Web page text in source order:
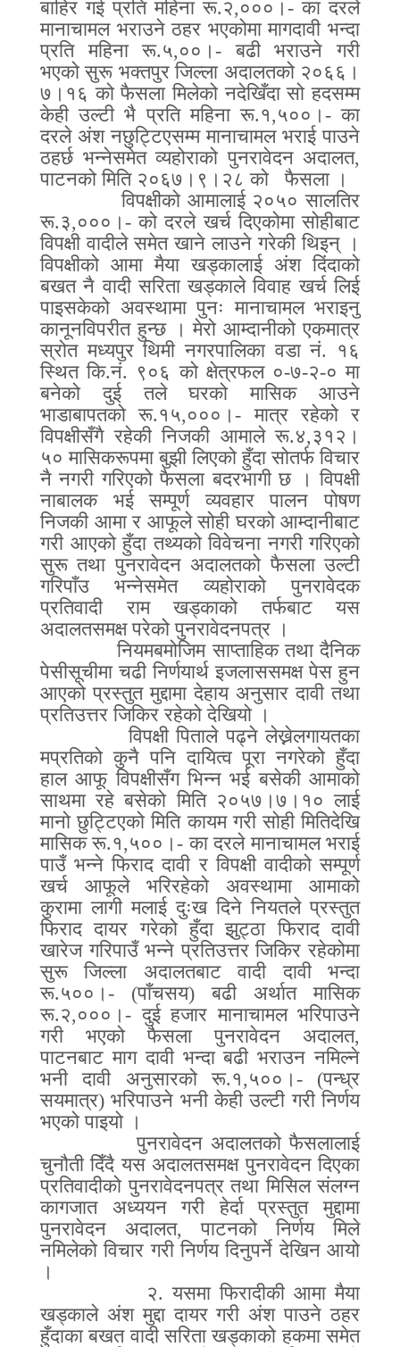
बाहिर गई प्रति महिना रू.२,०००। -का दरले
मानाचामल भराउने ठहर भएकोमा मागदावी भन्दा
प्रति महिना रू.५,००।-बढी भराउने गरी
भएको सुरू भक्तपुर जिल्ला अदालतको २०६६।
७।१६ को फैसला मिलेको नदेखिँदा सो हदसम्म
केही उल्टी भै प्रति महिना रू.१,५००। -का
दरले अंश नछुट्टिएसम्म मानाचामल भराई पाउने
ठहर्छ भन्नेसमेत व्यहोराको पुनरावेदन अदालत,
पाटनको मिति २०६७।९।२८ को
फैसला ।
विपक्षीको आमालाई २०५० सालतिर
रू.३,०००। -को दरले खर्च दिएकोमा सोहीबाट
विपक्षी वादीले समेत खाने लाउने गरेकी थिइन् ।
विपक्षीको आमा मैया खड्कालाई अंश दिंदाको
बखत नै वादी सरिता खड्काले विवाह खर्च लिई
पाइसकेको अवस्थामा पुनः मानाचामल भराइनु
कानूनविपरीत हुन्छ । मेरो आम्दानीको एकमात्र
स्रोत मध्यपुर थिमी नगरपालिका वडा नं. १६
स्थित कि.नं. ९०६ को क्षेत्रफल ०-७-२-० मा
बनेको दुई तले घरको मासिक आउने
भाडाबापतको रू.१५,०००।-मात्र रहेको र
विपक्षीसँगै रहेकी निजकी आमाले रू.४,३१२।
५० मासिकरूपमा बुझी लिएको हुँदा सोतर्फ विचार
नै नगरी गरिएको फैसला बदरभागी छ । विपक्षी
नाबालक भई सम्पूर्ण व्यवहार पालन पोषण
निजकी आमा र आफूले सोही घरको आम्दानीबाट
गरी आएको हुँदा तथ्यको विवेचना नगरी गरिएको
सुरू तथा पुनरावेदन अदालतको फैसला उल्टी
गरिपाँउ भन्नेसमेत व्यहोराको पुनरावेदक
प्रतिवादी राम खड्काको तर्फबाट यस
अदालतसमक्ष परेको पुनरावेदनपत्र ।
नियमबमोजिम साप्ताहिक तथा दैनिक
पेसीसूचीमा चढी निर्णयार्थ इजलाससमक्ष पेस हुन
आएको प्रस्तुत मुद्दामा देहाय अनुसार दावी तथा
प्रतिउत्तर जिकिर रहेको देखियो ।
विपक्षी पिताले पढ्ने लेख्नेलगायतका
मप्रतिको कुनै पनि दायित्व पूरा नगरेको हुँदा
हाल आफू विपक्षीसँग भिन्न भई बसेकी आमाको
साथमा रहे बसेको मिति २०५७।७।१० लाई
मानो छुट्टिएको मिति कायम गरी सोही मितिदेखि
मासिक रू.१,५००।-का दरले मानाचामल भराई
पाउँ भन्ने फिराद दावी र विपक्षी वादीको सम्पूर्ण
खर्च आफूले भरिरहेको अवस्थामा आमाको
कुरामा लागी मलाई दुःख दिने नियतले प्रस्तुत
फिराद दायर गरेको हुँदा झुट्ठा फिराद दावी
खारेज गरिपाउँ भन्ने प्रतिउत्तर जिकिर रहेकोमा
सुरू जिल्ला अदालतबाट वादी दावी भन्दा
रू.५००। - (पाँचसय)बढी अर्थात मासिक
रू.२,०००। -दुई हजार मानाचामल भरिपाउने
गरी भएको फैसला पुनरावेदन अदालत,
पाटनबाट माग दावी भन्दा बढी भराउन नमिल्ने
भनी दावी अनुसारको रू.१,५००। - (पन्ध्र
सयमात्र)भरिपाउने भनी केही उल्टी गरी निर्णय
भएको पाइयो ।
पुनरावेदन अदालतको फैसलालाई
चुनौती दिँदै यस अदालतसमक्ष पुनरावेदन दिएका
प्रतिवादीको पुनरावेदनपत्र तथा मिसिल संलग्न
कागजात अध्ययन गरी हेर्दा प्रस्तुत मुद्दामा
पुनरावेदन अदालत,पाटनको निर्णय मिले
नमिलेको विचार गरी निर्णय दिनुपर्ने देखिन आयो
।
२.यसमा फिरादीकी आमा मैया
खड्काले अंश मुद्दा दायर गरी अंश पाउने ठहर
हुँदाका बखत वादी सरिता खड्काको हकमा समेत